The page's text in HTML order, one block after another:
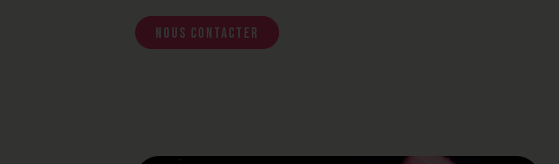
Nous contacter